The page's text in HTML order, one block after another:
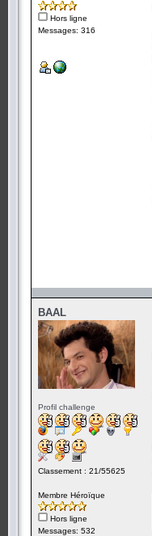
Hors ligne
Messages: 316
BAAL
Profil challenge
Classement : 21/55625
Membre Héroïque
Hors ligne
Messages: 532